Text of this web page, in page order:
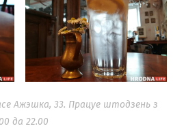
Ажэшка, 33. Працуе штодзень з
да 22.00